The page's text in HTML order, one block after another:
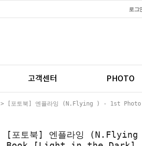
로그
고객센터 PHOTO
> [포토북] 엔플라잉 (N.Flying ) - 1st
[포토북] 엔플라잉